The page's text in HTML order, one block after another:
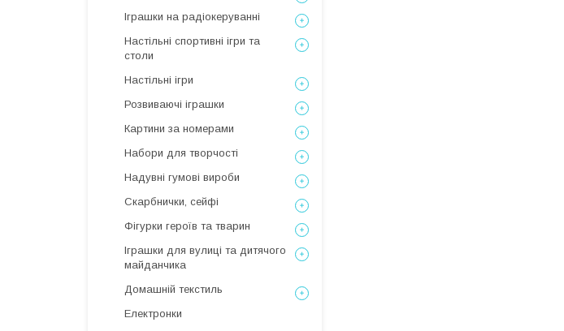
Іграшки на радіокеруванні
Настільні спортивні ігри та
столи
Настільні ігри
Розвиваючі іграшки
Картини за номерами
Набори для творчості
Надувні гумові вироби
Скарбнички, сейфі
Фігурки героїв та тварин
Іграшки для вулиці та дитячого
майданчика
Домашній текстиль
Електронки